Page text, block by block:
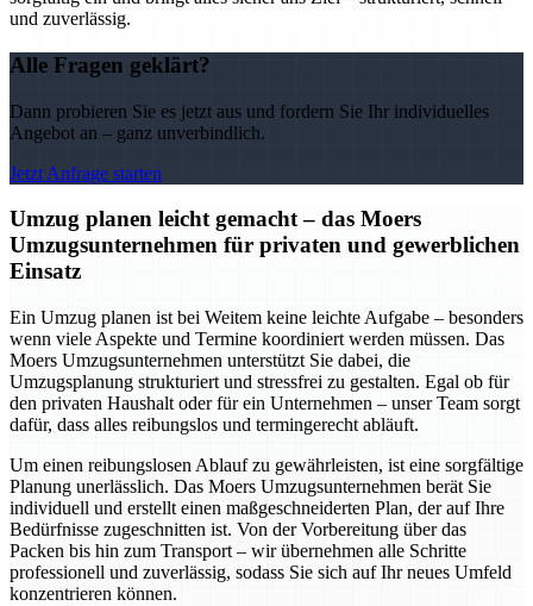
und zuverlässig.
Alle Fragen geklärt?
Dann probieren Sie es jetzt aus und fordern Sie Ihr individuelles
Angebot an – ganz unverbindlich.
Jetzt Anfrage starten
Umzug planen leicht gemacht – das Moers
Umzugsunternehmen für privaten und gewerblichen
Einsatz
Ein Umzug planen ist bei Weitem keine leichte Aufgabe – besonders
wenn viele Aspekte und Termine koordiniert werden müssen. Das
Moers Umzugsunternehmen unterstützt Sie dabei, die
Umzugsplanung strukturiert und stressfrei zu gestalten. Egal ob für
den privaten Haushalt oder für ein Unternehmen – unser Team sorgt
dafür, dass alles reibungslos und termingerecht abläuft.
Um einen reibungslosen Ablauf zu gewährleisten, ist eine sorgfältige
Planung unerlässlich. Das Moers Umzugsunternehmen berät Sie
individuell und erstellt einen maßgeschneiderten Plan, der auf Ihre
Bedürfnisse zugeschnitten ist. Von der Vorbereitung über das
Packen bis hin zum Transport – wir übernehmen alle Schritte
professionell und zuverlässig, sodass Sie sich auf Ihr neues Umfeld
konzentrieren können.